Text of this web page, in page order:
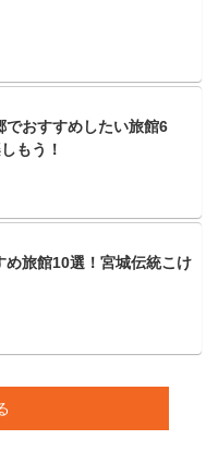
でおすすめしたい旅館6
もう！
め旅館10選！宮城伝統こけ